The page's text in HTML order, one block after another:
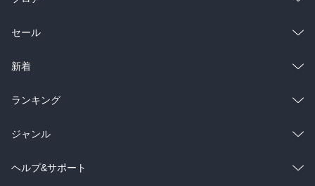
総合
ラノベ
雑誌・グラビア
BL・TL
セール
総合
ラノベ
雑誌・グラビア
BL・TL
新着
総合
ラノベ
雑誌・グラビア
ランキング
総合
ラノベ
ジャンル
コミック
ヘルプ&サポート